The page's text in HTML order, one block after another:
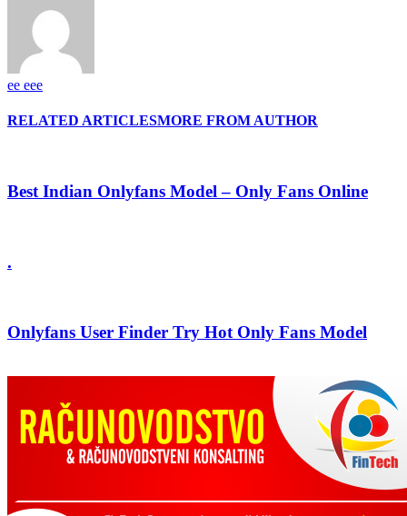
ee eee
RELATED ARTICLESMORE FROM AUTHOR
Best Indian Onlyfans Model – Only Fans Online
.
Onlyfans User Finder Try Hot Only Fans Model